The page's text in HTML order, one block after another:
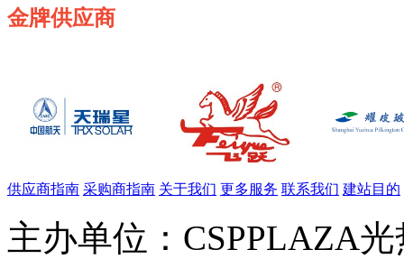
金牌供应商
供应商指南 采购商指南 关于我们 更多服务 联系我们 建站目的
主办单位：CSPPLAZA